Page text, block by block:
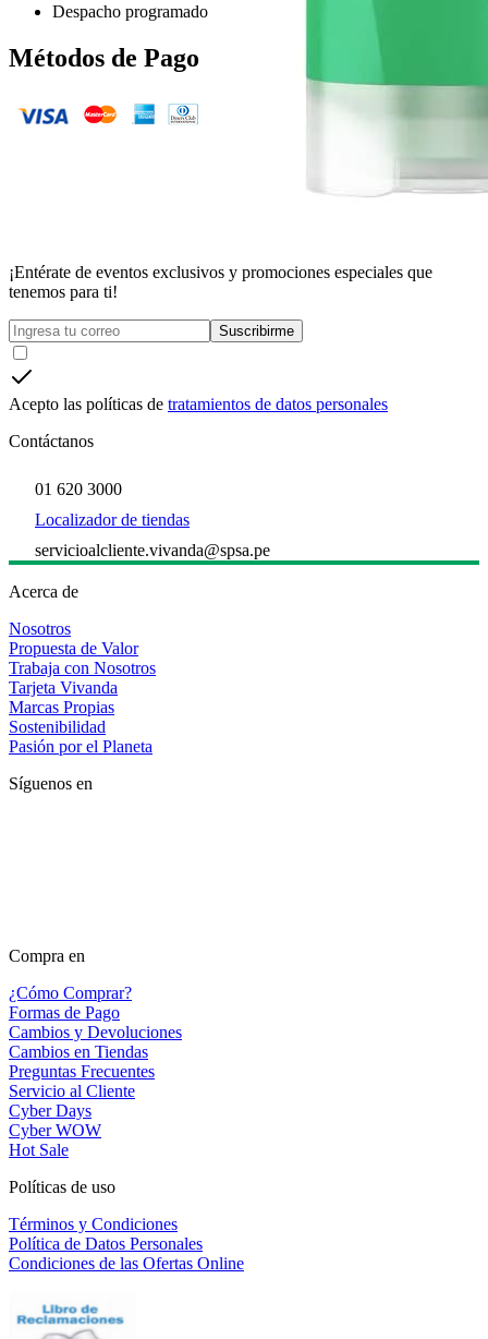
Despacho programado
Métodos de Pago
¡Entérate de eventos exclusivos y promociones especiales que
tenemos para ti!
Suscribirme
Acepto las políticas de tratamientos de datos personales
Contáctanos
01 620 3000
Localizador de tiendas
servicioalcliente.vivanda@spsa.pe
Acerca de
Nosotros
Propuesta de Valor
Trabaja con Nosotros
Tarjeta Vivanda
Marcas Propias
Sostenibilidad
Pasión por el Planeta
Síguenos en
Compra en
¿Cómo Comprar?
Formas de Pago
Cambios y Devoluciones
Cambios en Tiendas
Preguntas Frecuentes
Servicio al Cliente
Cyber Days
Cyber WOW
Hot Sale
Políticas de uso
Términos y Condiciones
Política de Datos Personales
Condiciones de las Ofertas Online